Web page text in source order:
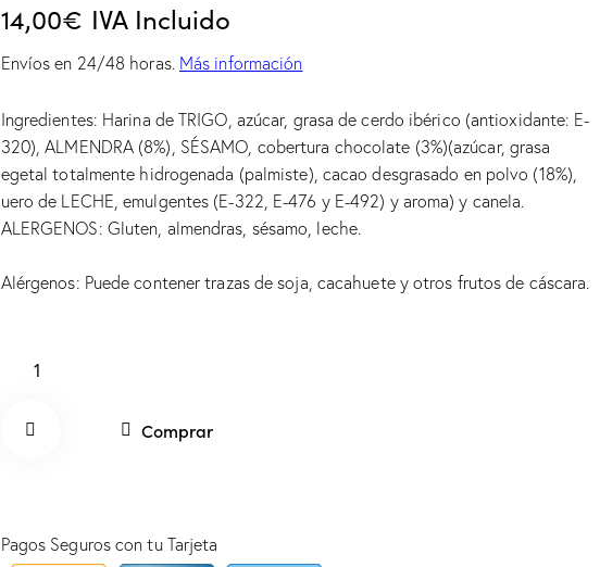
14,00€ IVA Incluido
Envíos en 24/48 horas. Más información
Ingredientes: Harina de TRIGO, azúcar, grasa de cerdo ibérico (antioxidante: E-
320), ALMENDRA (8%), SÉSAMO, cobertura chocolate (3%)(azúcar, grasa
egetal totalmente hidrogenada (palmiste), cacao desgrasado en polvo (18%),
uero de LECHE, emulgentes (E-322, E-476 y E-492) y aroma) y canela.
ALERGENOS: Gluten, almendras, sésamo, leche.
Alérgenos: Puede contener trazas de soja, cacahuete y otros frutos de cáscara.
cantidad
Comprar
r de
Pagos Seguros con tu Tarjeta